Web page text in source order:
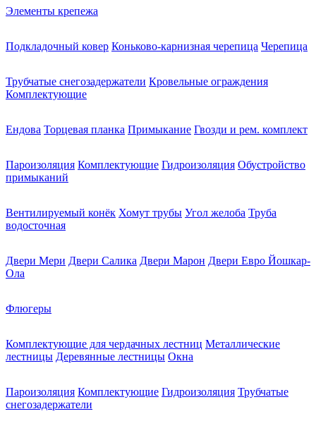
Элементы крепежа
Подкладочный ковер Коньково-карнизная черепица Черепица
Трубчатые снегозадержатели Кровельные ограждения
Комплектующие
Ендова Торцевая планка Примыкание Гвозди и рем. комплект
Пароизоляция Комплектующие Гидроизоляция Обустройство
примыканий
Вентилируемый конёк Хомут трубы Угол желоба Труба
водосточная
Двери Мери Двери Салика Двери Марон Двери Евро Йошкар-
Ола
Флюгеры
Комплектующие для чердачных лестниц Металлические
лестницы Деревянные лестницы Окна
Пароизоляция Комплектующие Гидроизоляция Трубчатые
снегозадержатели